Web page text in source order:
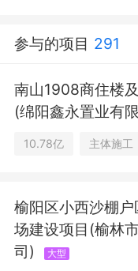
一般项
外）；
务；消
务。（除
业执照
参与的项目 291
南山1908商住楼
(绵阳鑫永置业有
10.78亿 主体施工
榆阳区小西沙棚
场建设项目(榆林
司)
大型